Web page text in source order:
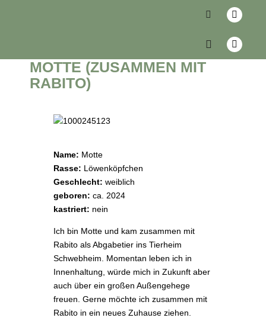
MOTTE (ZUSAMMEN MIT
RABITO)
Name: Motte
Rasse: Löwenköpfchen
Geschlecht: weiblich
geboren: ca. 2024
kastriert: nein
Ich bin Motte und kam zusammen mit
Rabito als Abgabetier ins Tierheim
Schwebheim. Momentan leben ich in
Innenhaltung, würde mich in Zukunft aber
auch über ein großen Außengehege
freuen. Gerne möchte ich zusammen mit
Rabito in ein neues Zuhause ziehen.